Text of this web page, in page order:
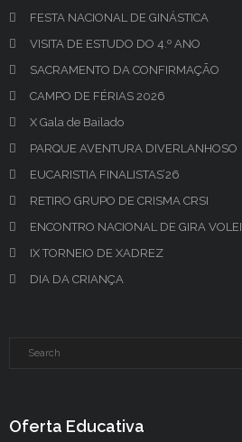
FESTA NACIONAL DE GINÁSTICA
VISITA DE ESTUDO DO 4.º ANO
SACRAMENTO DA CONFIRMAÇÃO
CAMPO DE FÉRIAS 2026
X Gala de Bailado
PARQUE AVENTURA DIVERLANHOSO
EUCARISTIA FINALISTAS’26
RETIRO GRUPO DE CRISMA CRSI
ENCONTRO NACIONAL DE GIRA VOLEI
IX TORNEIO DE XADREZ
DIA DA CRIANÇA
Oferta Educativa